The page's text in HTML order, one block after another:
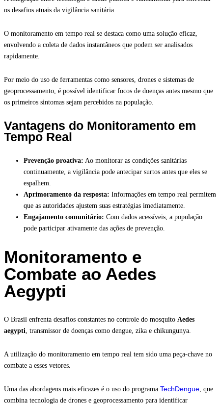
os desafios atuais da vigilância sanitária.
O monitoramento em tempo real se destaca como uma solução eficaz,
envolvendo a coleta de dados instantâneos que podem ser analisados
rapidamente.
Por meio do uso de ferramentas como sensores, drones e sistemas de
geoprocessamento, é possível identificar focos de doenças antes mesmo que
os primeiros sintomas sejam percebidos na população.
Vantagens do Monitoramento em
Tempo Real
Prevenção proativa: Ao monitorar as condições sanitárias
continuamente, a vigilância pode antecipar surtos antes que eles se
espalhem.
Aprimoramento da resposta: Informações em tempo real permitem
que as autoridades ajustem suas estratégias imediatamente.
Engajamento comunitário: Com dados acessíveis, a população
pode participar ativamente das ações de prevenção.
Monitoramento e
Combate ao Aedes
Aegypti
O Brasil enfrenta desafios constantes no controle do mosquito Aedes
aegypti, transmissor de doenças como dengue, zika e chikungunya.
A utilização do monitoramento em tempo real tem sido uma peça-chave no
combate a esses vetores.
Uma das abordagens mais eficazes é o uso do programa TechDengue, que
combina tecnologia de drones e geoprocessamento para identificar